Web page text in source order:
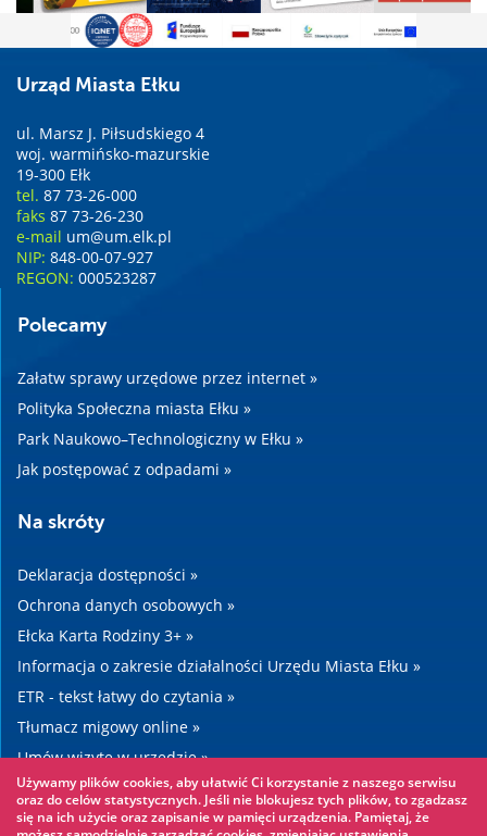
Urząd Miasta Ełku
ul. Marsz J. Piłsudskiego 4
woj. warmińsko-mazurskie
19-300 Ełk
tel. 87 73-26-000
faks 87 73-26-230
e-mail um@um.elk.pl
NIP: 848-00-07-927
REGON: 000523287
Polecamy
Załatw sprawy urzędowe przez internet »
Polityka Społeczna miasta Ełku »
Park Naukowo–Technologiczny w Ełku »
Jak postępować z odpadami »
Na skróty
Deklaracja dostępności »
Ochrona danych osobowych »
Ełcka Karta Rodziny 3+ »
Informacja o zakresie działalności Urzędu Miasta Ełku »
ETR - tekst łatwy do czytania »
Tłumacz migowy online »
Umów wizytę w urzędzie »
Drogi »
Używamy plików cookies, aby ułatwić Ci korzystanie z naszego serwisu
oraz do celów statystycznych. Jeśli nie blokujesz tych plików, to zgadzasz
się na ich użycie oraz zapisanie w pamięci urządzenia. Pamiętaj, że